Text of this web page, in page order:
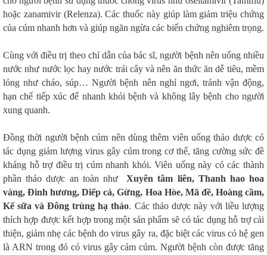
hoặc zanamivir (Relenza). Các thuốc này giúp làm giảm triệu chứng
của cúm nhanh hơn và giúp ngăn ngừa các biến chứng nghiêm trọng.
Cùng với điều trị theo chỉ dẫn của bác sĩ, người bệnh nên uống nhiều
nước như nước lọc hay nước trái cây và nên ăn thức ăn dễ tiêu, mềm
lỏng như cháo, súp… Người bệnh nên nghỉ ngơi, tránh vận động,
hạn chế tiếp xúc để nhanh khỏi bệnh và không lây bệnh cho người
xung quanh.
Đồng thời người bệnh cúm nên dùng thêm viên uống thảo dược có
tác dụng giảm lượng virus gây cúm trong cơ thể, tăng cường sức đề
kháng hỗ trợ điều trị cúm nhanh khỏi. Viên uống này có các thành
phần thảo dược an toàn như
Xuyên tâm liên, Thanh hao hoa
vàng, Đinh hương, Diếp cá, Gừng, Hoa Hòe, Mã đề, Hoàng cầm,
Kế sữa và Đông trùng hạ thảo. Các thảo dược này với liều lượng
thích hợp được kết hợp trong một sản phẩm sẽ có tác dụng hỗ trợ cải
thiện, giảm nhẹ các bệnh do virus gây ra, đặc biệt các virus có hệ gen
là ARN trong đó có virus gây cảm cúm. Người bệnh còn được tăng